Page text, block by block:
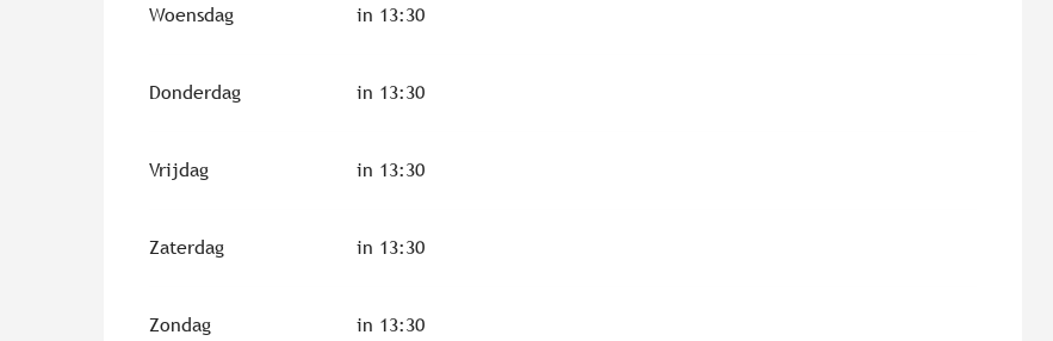
Vanaf26 oktober 2026 tot 27 oktober 2026
Woensdag in 13:30
Donderdag in 13:30
Vrijdag in 13:30
Zaterdag in 13:30
Zondag in 13:30